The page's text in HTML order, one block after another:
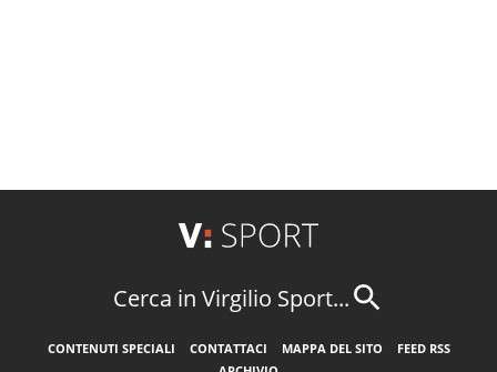
Cerca in Virgilio Sport...
CONTENUTI SPECIALI CONTATTACI MAPPA DEL SITO
FEED RSS